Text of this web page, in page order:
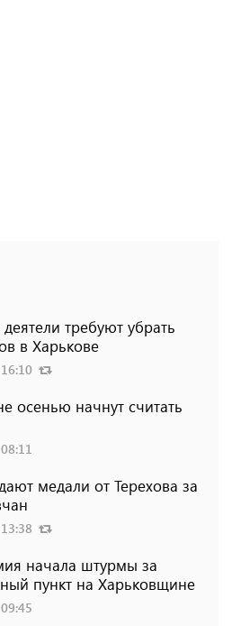
требуют убрать
в Харькове
осенью начнут считать
медали от Терехова за
начала штурмы за
пункт на Харьковщине